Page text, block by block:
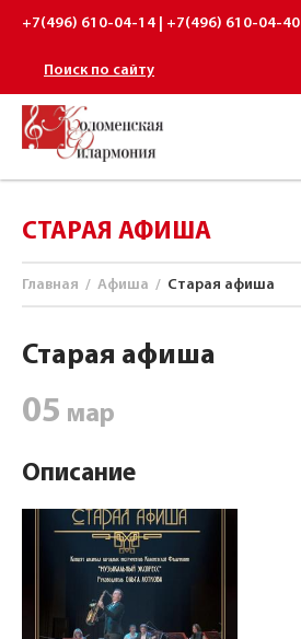
+7(496) 610-04-14 | +7(496) 610-04-40 |
Поиск по сайту
СТАРАЯ АФИША
Главная / Афиша / Старая афиша
Старая афиша
05 мар
Описание